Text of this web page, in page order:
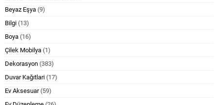
Beyaz Eşya (9)
Bilgi (13)
Boya (16)
Çilek Mobilya (1)
Dekorasyon (383)
Duvar Kağıtlari (17)
Ev Aksesuar(59)